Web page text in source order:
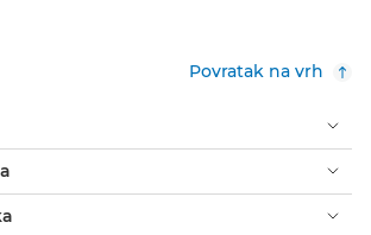
Povratak na vrh